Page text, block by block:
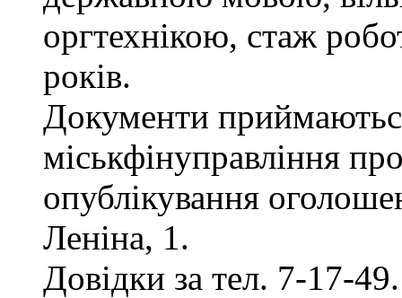
оргтехнікою, стаж
років.
Документи
міськфінуправління
опублікування
Леніна, 1.
Довідки за тел. 7-17-49.